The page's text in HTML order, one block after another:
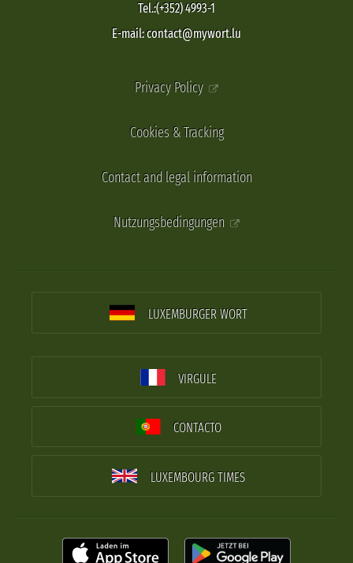
Tel.:(+352) 4993-1
E-mail: contact@mywort.lu
Privacy Policy
Cookies & Tracking
Contact and legal information
Nutzungsbedingungen
LUXEMBURGER WORT
VIRGULE
CONTACTO
LUXEMBOURG TIMES